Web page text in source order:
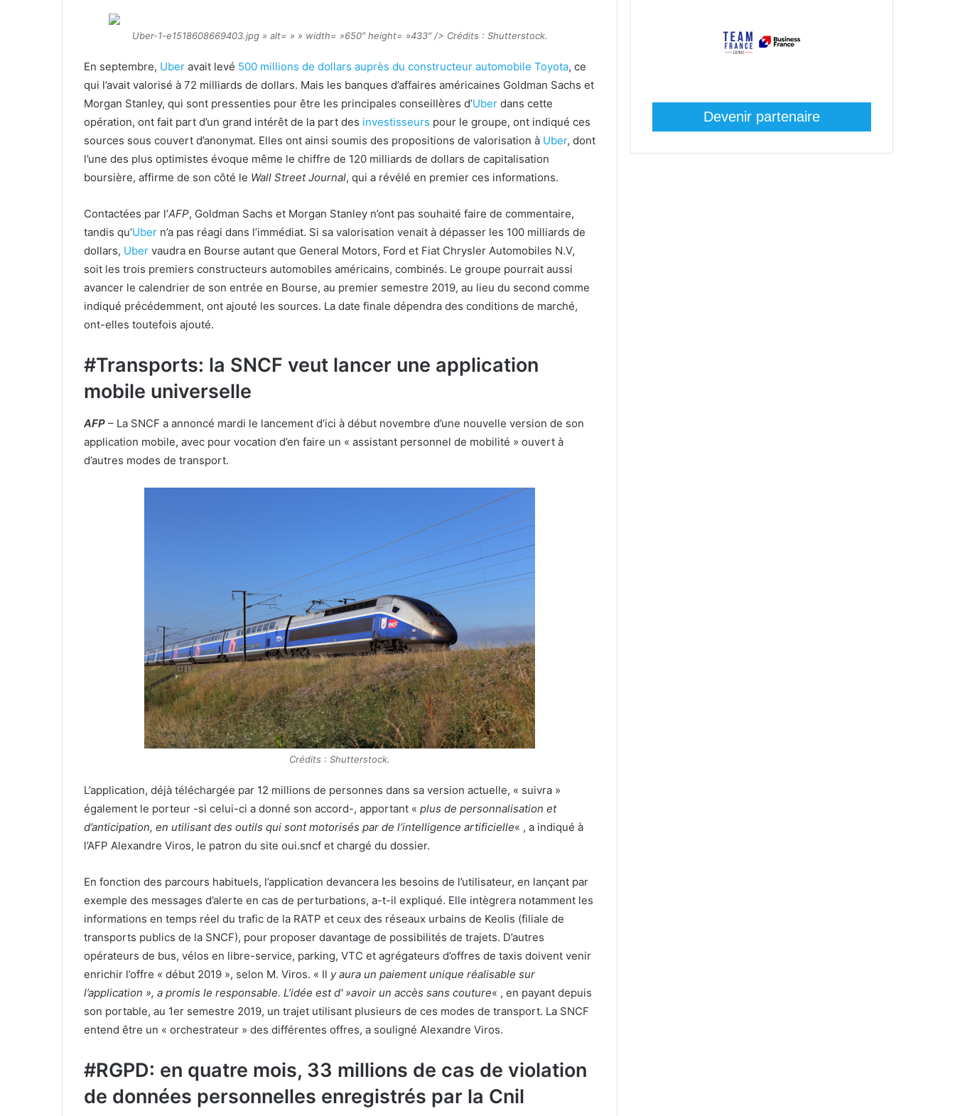
Uber-1-e1518608669403.jpg » alt= » » width= »650″ height= »433″ /> Crédits : Shutterstock.
En septembre, Uber avait levé 500 millions de dollars auprès du constructeur automobile Toyota, ce
qui l’avait valorisé à 72 milliards de dollars. Mais les banques d’affaires américaines Goldman Sachs et
Morgan Stanley, qui sont pressenties pour être les principales conseillères d’Uber dans cette
opération, ont fait part d’un grand intérêt de la part des investisseurs pour le groupe, ont indiqué ces
sources sous couvert d’anonymat. Elles ont ainsi soumis des propositions de valorisation à Uber, dont
l’une des plus optimistes évoque même le chiffre de 120 milliards de dollars de capitalisation
boursière, affirme de son côté le Wall Street Journal, qui a révélé en premier ces informations.
Contactées par l’AFP, Goldman Sachs et Morgan Stanley n’ont pas souhaité faire de commentaire,
tandis qu’Uber n’a pas réagi dans l’immédiat. Si sa valorisation venait à dépasser les 100 milliards de
dollars, Uber vaudra en Bourse autant que General Motors, Ford et Fiat Chrysler Automobiles N.V,
soit les trois premiers constructeurs automobiles américains, combinés. Le groupe pourrait aussi
avancer le calendrier de son entrée en Bourse, au premier semestre 2019, au lieu du second comme
indiqué précédemment, ont ajouté les sources. La date finale dépendra des conditions de marché,
ont-elles toutefois ajouté.
#Transports: la SNCF veut lancer une application
mobile universelle
AFP – La SNCF a annoncé mardi le lancement d’ici à début novembre d’une nouvelle version de son
application mobile, avec pour vocation d’en faire un « assistant personnel de mobilité » ouvert à
d’autres modes de transport.
Crédits : Shutterstock.
L’application, déjà téléchargée par 12 millions de personnes dans sa version actuelle, « suivra »
également le porteur -si celui-ci a donné son accord-, apportant « plus de personnalisation et
d’anticipation, en utilisant des outils qui sont motorisés par de l’intelligence artificielle« , a indiqué à
l’AFP Alexandre Viros, le patron du site oui.sncf et chargé du dossier.
En fonction des parcours habituels, l’application devancera les besoins de l’utilisateur, en lançant par
exemple des messages d’alerte en cas de perturbations, a-t-il expliqué. Elle intègrera notamment les
informations en temps réel du trafic de la RATP et ceux des réseaux urbains de Keolis (filiale de
transports publics de la SNCF), pour proposer davantage de possibilités de trajets. D’autres
opérateurs de bus, vélos en libre-service, parking, VTC et agrégateurs d’offres de taxis doivent venir
enrichir l’offre « début 2019 », selon M. Viros. « Il y aura un paiement unique réalisable sur
l’application », a promis le responsable. L’idée est d' »avoir un accès sans couture« , en payant depuis
son portable, au 1er semestre 2019, un trajet utilisant plusieurs de ces modes de transport. La SNCF
entend être un « orchestrateur » des différentes offres, a souligné Alexandre Viros.
#RGPD: en quatre mois, 33 millions de cas de violation
de données personnelles enregistrés par la Cnil
Devenir partenaire